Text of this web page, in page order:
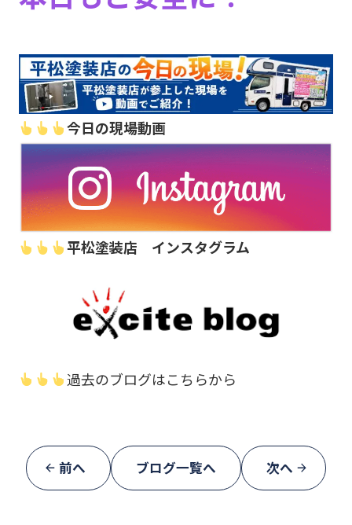
今日の現場動画
平松塗装店 インスタグラム
過去のブログはこちらから
前へ ブログ一覧へ 次へ